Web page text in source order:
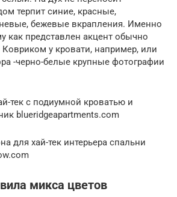
терпит синие, красные,
бежевые вкрапления. Именно
как представлен акцент обычно
у кровати, например, или
-черно-белые крупные фотографии
тек с подиумной кроватью и
blueridgeapartments.com
для хай-тек интерьера спальни
микса цветов